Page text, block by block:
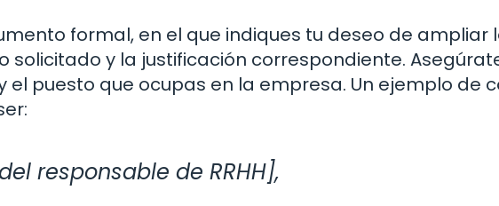
formal, en el que indiques tu deseo de ampliar
solicitado y la justificación correspondiente.
el puesto que ocupas en la empresa. Un ejemplo de
responsable de RRHH],